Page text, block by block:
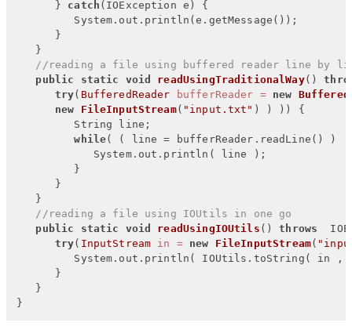
      }
catch (IOException e) {
         System.out.println(e.getMessage());
      }
   }
//reading a file using buffered reader line by
public
static void readUsingTraditionalWay()
try( BufferedReader bufferReader = new
new
FileInputStream( "input.txt" ) ) )) {
         String line;
while( ( line = bufferReader.readLine() )
            System.out.println( line );
         }
      }
   }
//reading a file using IOUtils in one go
public
static void readUsingIOUtils () throws
try( InputStream in = new FileInputStream(
         System.out.println( IOUtils.toString( in ,
      }
   }
}